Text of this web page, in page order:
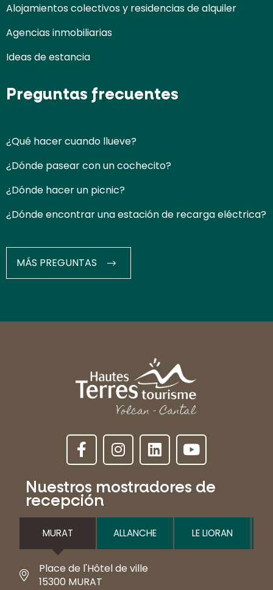
Alojamientos colectivos y residencias de alquiler
Agencias inmobiliarias
Ideas de estancia
Preguntas frecuentes
¿Qué hacer cuando llueve?
¿Dónde pasear con un cochecito?
¿Dónde hacer un picnic?
¿Dónde encontrar una estación de recarga eléctrica?
MÁS PREGUNTAS
Nuestros mostradores de
recepción
MURAT ALLANCHE LE LIORAN
Place de l'Hôtel de ville
15300 MURAT